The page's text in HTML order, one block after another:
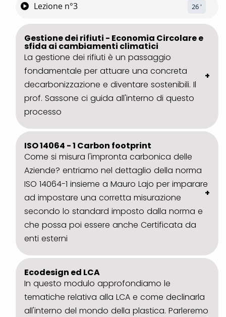
Lezione n°3 26 '
Gestione dei rifiuti - Economia Circolare e
sfida ai cambiamenti climatici
La gestione dei rifiuti è un passaggio
fondamentale per attuare una concreta
decarbonizzazione e diventare sostenibili. Il
prof. Sassone ci guida all'interno di questo
processo
ISO 14064 - 1 Carbon footprint
Come si misura l'impronta carbonica delle
Aziende? entriamo nel dettaglio della norma
ISO 14064-1 insieme a Mauro Lajo per imparare
ad impostare una corretta misurazione
secondo lo standard imposto dalla norma e
che possa poi essere anche Certificata da
enti esterni
Ecodesign ed LCA
In questo modulo approfondiamo le
tematiche relativa alla LCA e come declinarla
all'interno del mondo della plastica. Parleremo